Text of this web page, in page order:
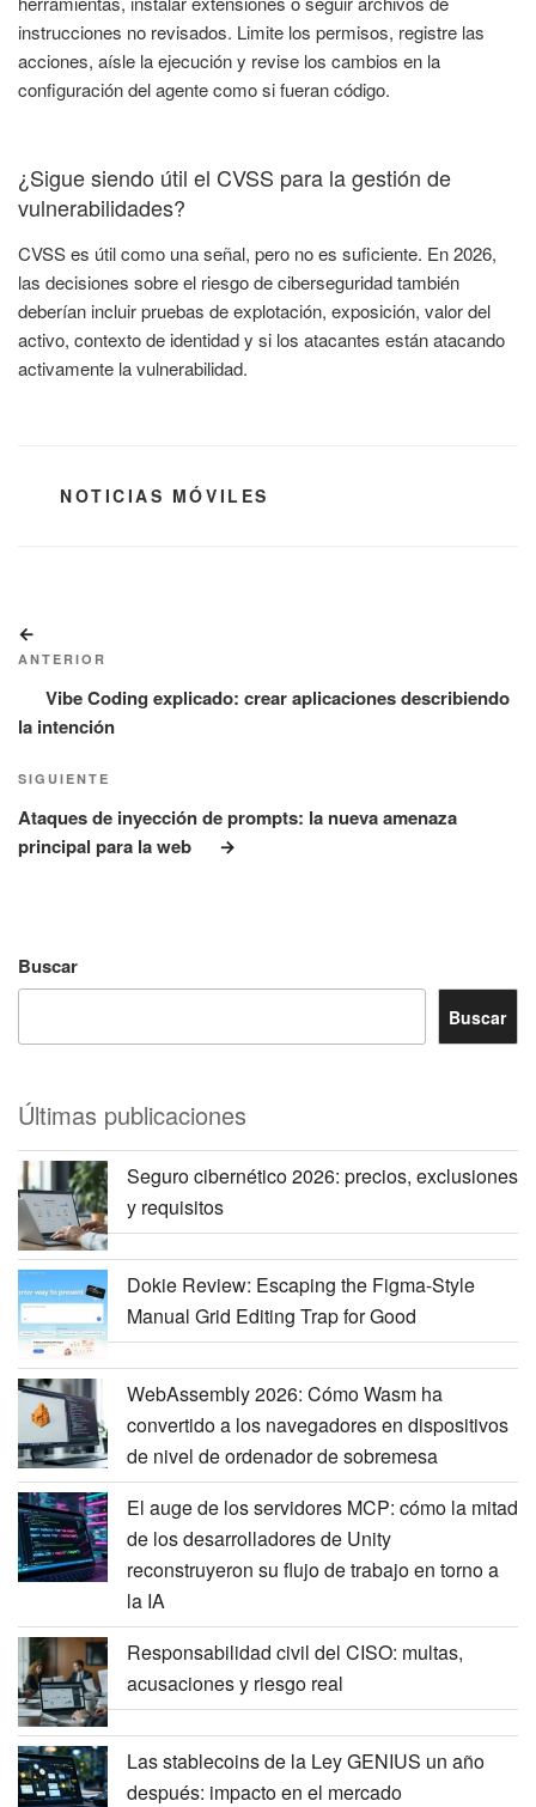
instrucciones no revisados. Limite los permisos, registre las
acciones, aísle la ejecución y revise los cambios en la
configuración del agente como si fueran código.
¿Sigue siendo útil el CVSS para la gestión de
vulnerabilidades?
CVSS es útil como una señal, pero no es suficiente. En 2026,
las decisiones sobre el riesgo de ciberseguridad también
deberían incluir pruebas de explotación, exposición, valor del
activo, contexto de identidad y si los atacantes están atacando
activamente la vulnerabilidad.
CATEGORÍAS
NOTICIAS MÓVILES
de
entradas
anterior:
ANTERIOR
Vibe Coding explicado: crear aplicaciones describiendo
la intención
Siguiente
entrada
SIGUIENTE
Ataques de inyección de prompts: la nueva amenaza
principal para la web
Buscar
Buscar
Últimas publicaciones
Seguro cibernético 2026: precios, exclusiones
y requisitos
Dokie Review: Escaping the Figma-Style
Manual Grid Editing Trap for Good
WebAssembly 2026: Cómo Wasm ha
convertido a los navegadores en dispositivos
de nivel de ordenador de sobremesa
El auge de los servidores MCP: cómo la mitad
de los desarrolladores de Unity
reconstruyeron su flujo de trabajo en torno a
la IA
Responsabilidad civil del CISO: multas,
acusaciones y riesgo real
Las stablecoins de la Ley GENIUS un año
después: impacto en el mercado